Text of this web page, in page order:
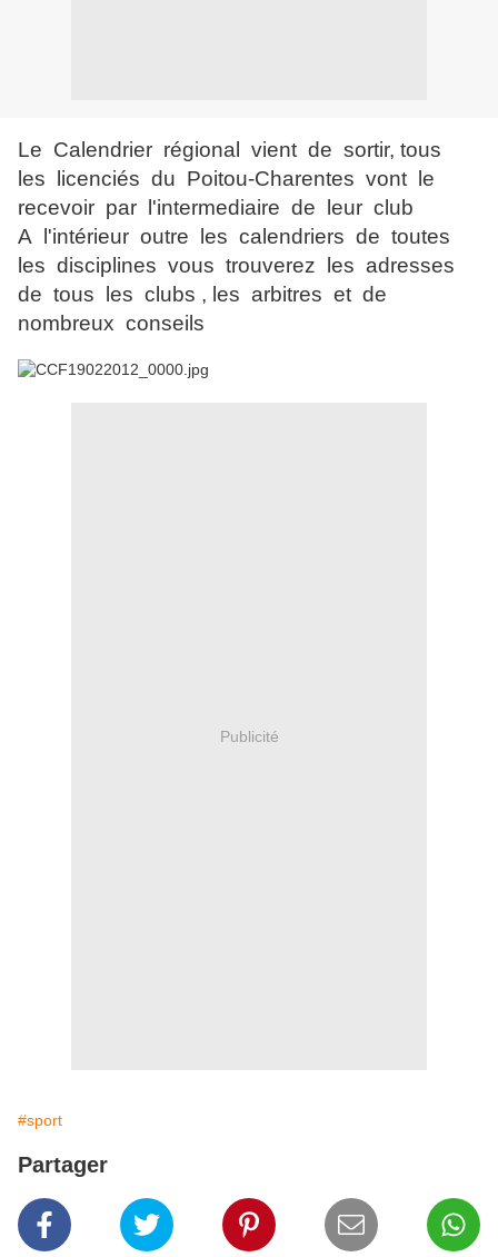
Le Calendrier régional vient de sortir, tous
les licenciés du Poitou-Charentes vont le
recevoir par l'intermediaire de leur club
A l'intérieur outre les calendriers de toutes
les disciplines vous trouverez les adresses
de tous les clubs , les arbitres et de
nombreux conseils
Publicité
#sport
Partager